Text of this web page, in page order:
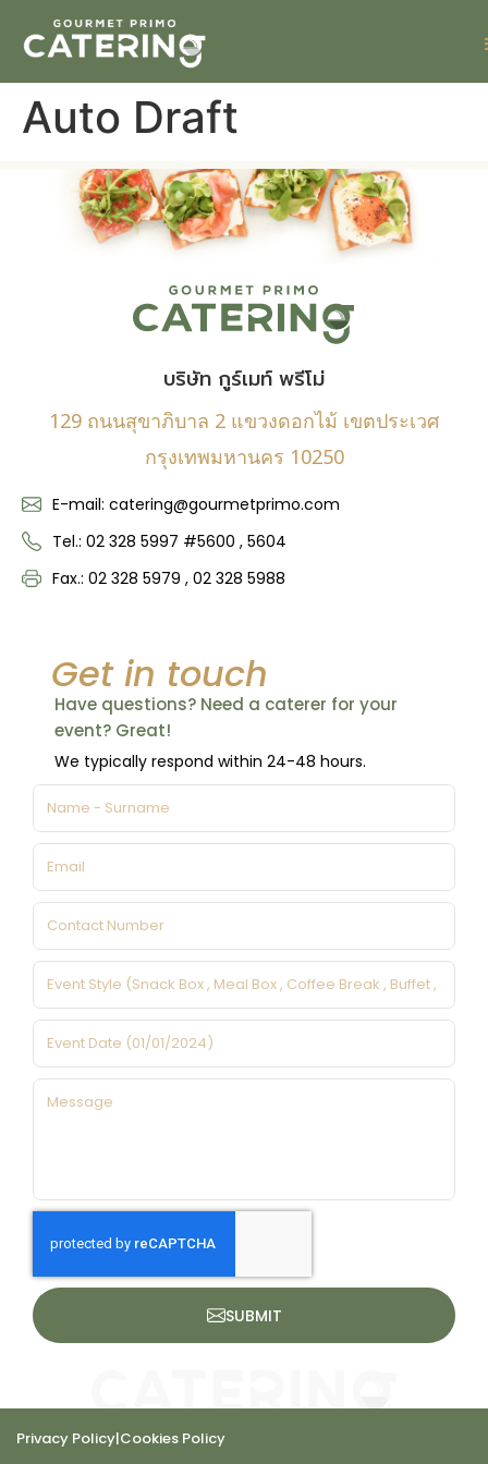
Auto Draft
บริษัท กูร์เมท์ พรีโม่
129 ถนนสุขาภิบาล 2 แขวงดอกไม้ เขตประเวศ
กรุงเทพมหานคร 10250
E-mail: catering@gourmetprimo.com
Tel.: 02 328 5997 #5600 , 5604
Fax.: 02 328 5979 , 02 328 5988
Get in touch
Have questions? Need a caterer for your
event? Great!
We typically respond within 24-48 hours.
SUBMIT
Privacy Policy|Cookies Policy